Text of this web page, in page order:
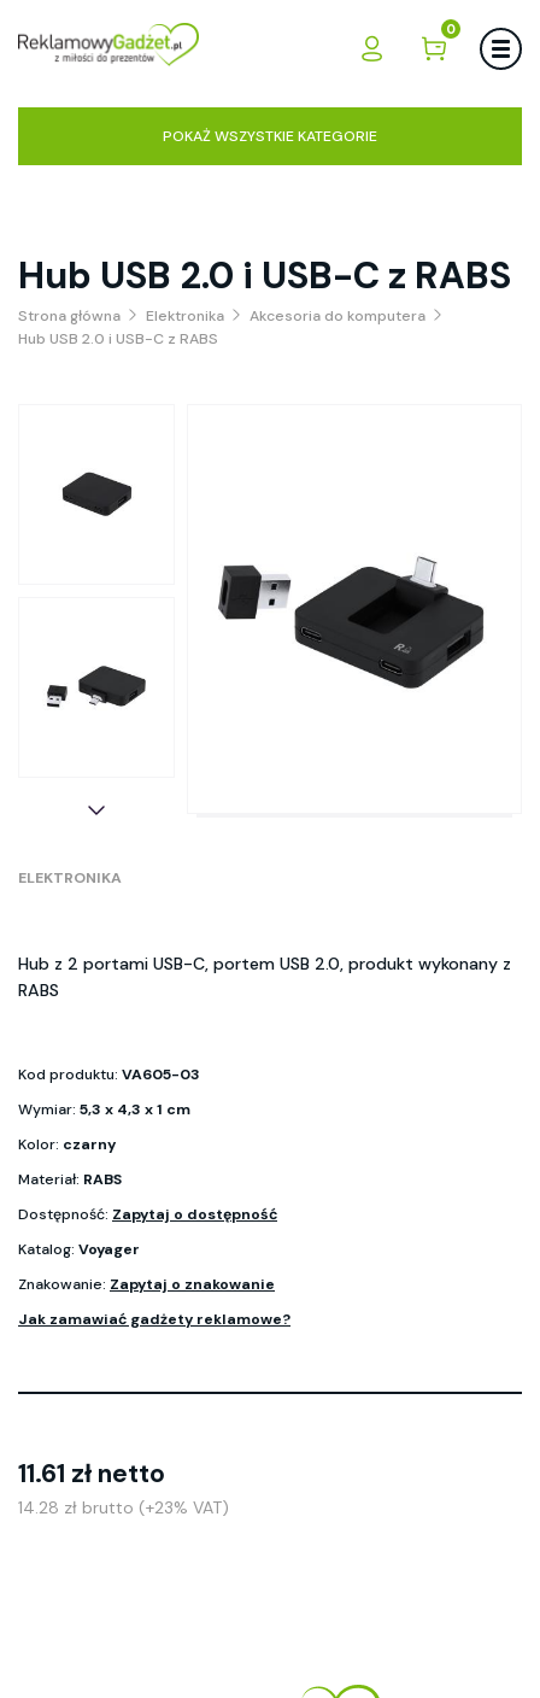
0
POKAŻ WSZYSTKIE KATEGORIE
Hub USB 2.0 i USB-C z RABS
Strona główna Elektronika
Akcesoria do komputera
Hub USB 2.0 i USB-C z RABS
ELEKTRONIKA
Hub z 2 portami USB-C, portem USB 2.0, produkt wykonany z
RABS
Kod produktu: VA605-03
Wymiar: 5,3 x 4,3 x 1 cm
Kolor: czarny
Materiał: RABS
Dostępność: Zapytaj o dostępność
Katalog: Voyager
Znakowanie: Zapytaj o znakowanie
Jak zamawiać gadżety reklamowe?
11.61 zł netto
14.28 zł brutto (+23% VAT)